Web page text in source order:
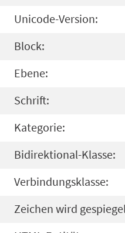
Unicode-Version:
Block:
Ebene:
Schrift:
Kategorie:
Bidirektional-Klasse:
Verbindungsklasse:
Zeichen wird